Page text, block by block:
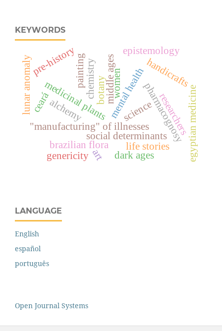
KEYWORDS
mental health
"manufacturing" of illnesses
social determinants
medicinal plants pharmacognosy
botany
brazilian flora
researchersegyptian medicine
handicrafts
life stories
alchemy
chemistry
science
middle ageswomen
art
painting
pre-history
genericity
epistemology
ceará
dark ages
lunar anomaly
LANGUAGE
English
español
português
Open Journal Systems